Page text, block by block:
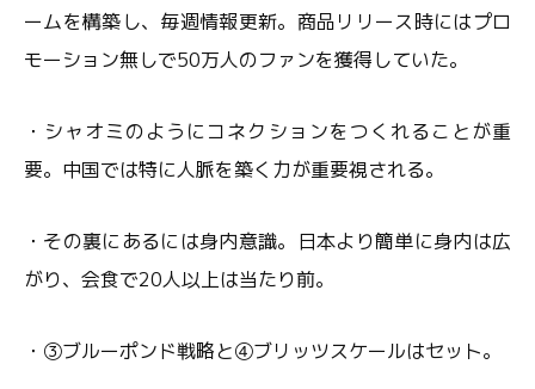
ームを構築し、毎週情報更新。商品リリース時にはプロ
モーション無しで50万人のファンを獲得していた。
・シャオミのようにコネクションをつくれることが重
要。中国では特に人脈を築く力が重要視される。
・その裏にあるには身内意識。日本より簡単に身内は広
がり、会食で20人以上は当たり前。
・③ブルーポンド戦略と④ブリッツスケールはセット。